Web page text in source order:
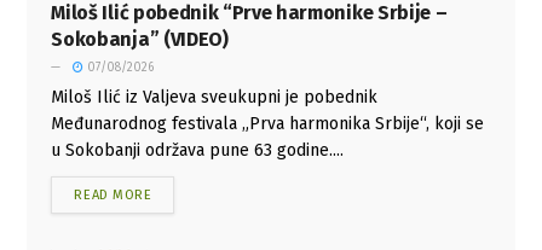
Miloš Ilić pobednik “Prve harmonike Srbije –
Sokobanja” (VIDEO)
07/08/2026
Miloš Ilić iz Valjeva sveukupni je pobednik
Međunarodnog festivala „Prva harmonika Srbije“, koji se
u Sokobanji održava pune 63 godine....
READ MORE